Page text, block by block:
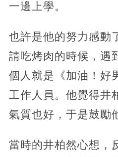
一邊上學。
也許是他的努力感動
請吃烤肉的時候，遇
個人就是《加油！好
工作人員。他覺得井
氣質也好，于是鼓勵
當時的井柏然心想，